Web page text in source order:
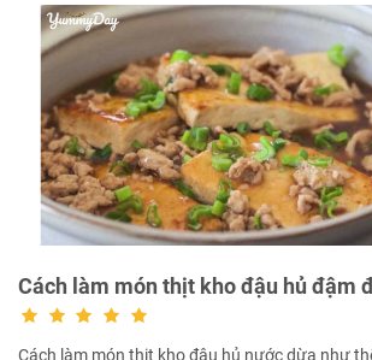
Cách làm món thịt kho đậu hủ đậm
Cách làm món thịt kho đậu hủ nước dừa như